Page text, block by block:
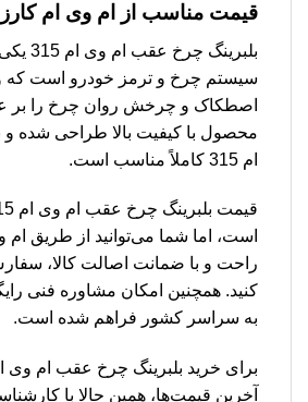
قیمت مناسب از ام وی ام کارز
سیستم چرخ و ترمز خودرو است
اصطکاک و چرخش روان چرخ را بر
محصول با کیفیت بالا طراحی شده و
ام 315 کاملاً مناسب است.
است، اما شما می‌توانید از طریق ام
راحت و با ضمانت اصالت کالا،
کنید. همچنین امکان مشاوره فنی
به سراسر کشور فراهم شده است.
آخرین قیمت‌ها، همین حالا با